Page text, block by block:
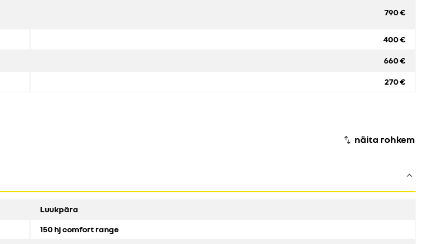
790 €
400 €
660 €
270 €
Luukpära
150 hj comfort range